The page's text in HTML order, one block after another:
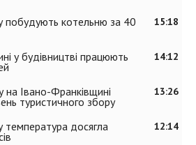
15:18
побудують котельню за 40
14:12
у будівництві працюють
13:26
Івано-Франківщині
туристичного збору
12:14
температура досягла